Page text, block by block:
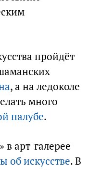
пройдёт
, а на ледоколе
много
палубе.
в арт-галерее
об искусстве. В